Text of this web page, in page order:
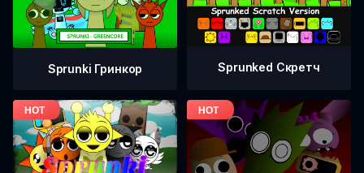
Sprunki Гринкор Sprunked Скретч